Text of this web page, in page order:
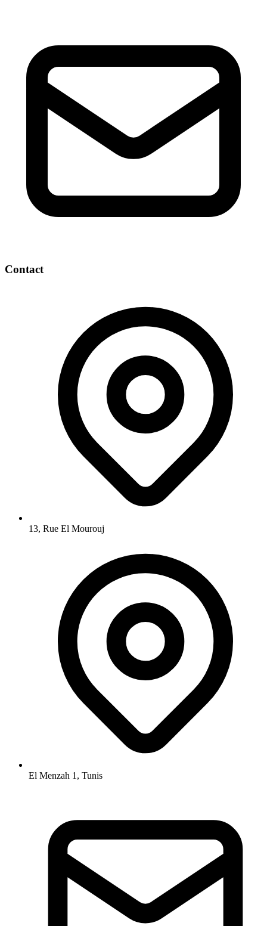
Contact
13, Rue El Mourouj
El Menzah 1, Tunis